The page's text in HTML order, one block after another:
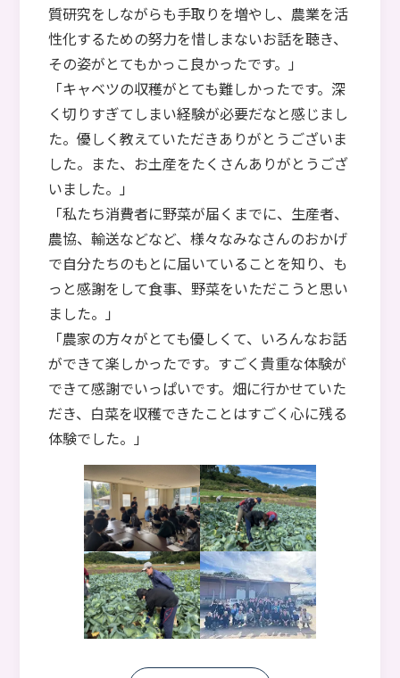
質研究をしながらも手取りを増やし、農業を活
性化するための努力を惜しまないお話を聴き、
その姿がとてもかっこ良かったです。」
「キャベツの収穫がとても難しかったです。深
く切りすぎてしまい経験が必要だなと感じまし
た。優しく教えていただきありがとうございま
した。また、お土産をたくさんありがとうござ
いました。」
「私たち消費者に野菜が届くまでに、生産者、
農協、輸送などなど、様々なみなさんのおかげ
で自分たちのもとに届いていることを知り、も
っと感謝をして食事、野菜をいただこうと思い
ました。」
「農家の方々がとても優しくて、いろんなお話
ができて楽しかったです。すごく貴重な体験が
できて感謝でいっぱいです。畑に行かせていた
だき、白菜を収穫できたことはすごく心に残る
体験でした。」